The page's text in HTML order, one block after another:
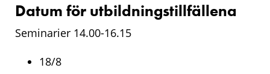
Datum för utbildningstillfällena
Seminarier 14.00-16.15
18/8